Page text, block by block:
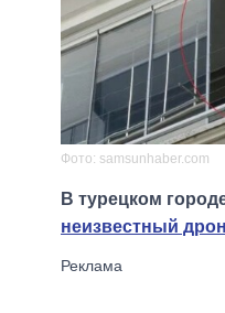
Фото: samsunhaber.com
В турецком
неизвестный